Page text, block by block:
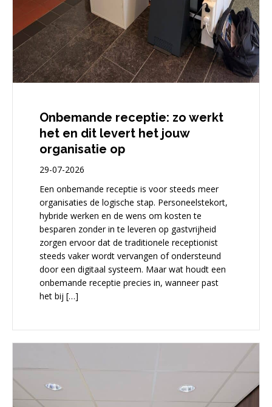
Onbemande receptie: zo werkt
het en dit levert het jouw
organisatie op
29-07-2026
Een onbemande receptie is voor steeds meer
organisaties de logische stap. Personeelstekort,
hybride werken en de wens om kosten te
besparen zonder in te leveren op gastvrijheid
zorgen ervoor dat de traditionele receptionist
steeds vaker wordt vervangen of ondersteund
door een digitaal systeem. Maar wat houdt een
onbemande receptie precies in, wanneer past
het bij […]